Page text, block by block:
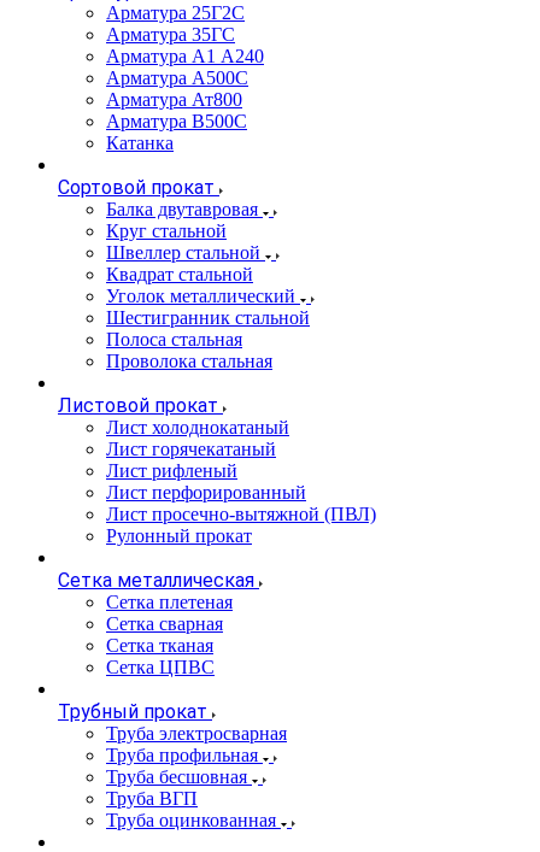
Арматура 25Г2С
Арматура 35ГС
Арматура А1 А240
Арматура А500С
Арматура Ат800
Арматура В500С
Катанка
Сортовой прокат
Балка двутавровая
Круг стальной
Швеллер стальной
Квадрат стальной
Уголок металлический
Шестигранник стальной
Полоса стальная
Проволока стальная
Листовой прокат
Лист холоднокатаный
Лист горячекатаный
Лист рифленый
Лист перфорированный
Лист просечно-вытяжной (ПВЛ)
Рулонный прокат
Сетка металлическая
Сетка плетеная
Сетка сварная
Сетка тканая
Сетка ЦПВС
Трубный прокат
Труба электросварная
Труба профильная
Труба бесшовная
Труба ВГП
Труба оцинкованная